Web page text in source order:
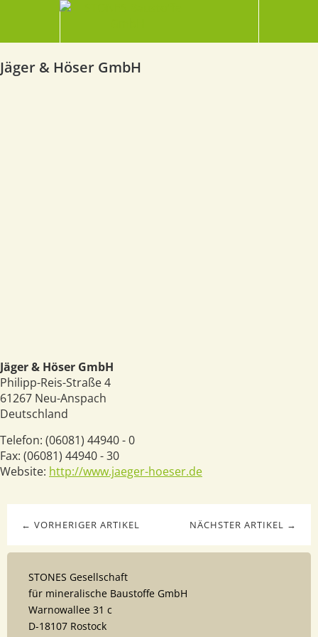
Jäger & Höser GmbH
Jäger & Höser GmbH
Philipp-Reis-Straße 4
61267 Neu-Anspach
Deutschland
Telefon: (06081) 44940 - 0
Fax: (06081) 44940 - 30
Website: http://www.jaeger-hoeser.de
NÄCHSTER ARTIKEL →
← VORHERIGER ARTIKEL
STONES Gesellschaft
für mineralische Baustoffe GmbH
Warnowallee 31 c
D-18107 Rostock